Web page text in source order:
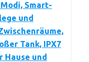
Smart-
und
Tank, IPX7
Hause und